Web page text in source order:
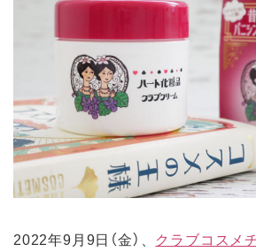
2022年9月9日（金）、 クラブコスメ